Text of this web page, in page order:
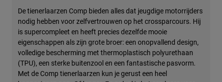
De tienerlaarzen Comp bieden alles dat jeugdige motorrijders
nodig hebben voor zelfvertrouwen op het crossparcours. Hij
is supercompleet en heeft precies dezelfde mooie
eigenschappen als zijn grote broer: een onopvallend design,
volledige bescherming met thermoplastisch polyurethaan
(TPU), een sterke buitenzool en een fantastische pasvorm.
Met de Comp tienerlaarzen kun je gerust een heel